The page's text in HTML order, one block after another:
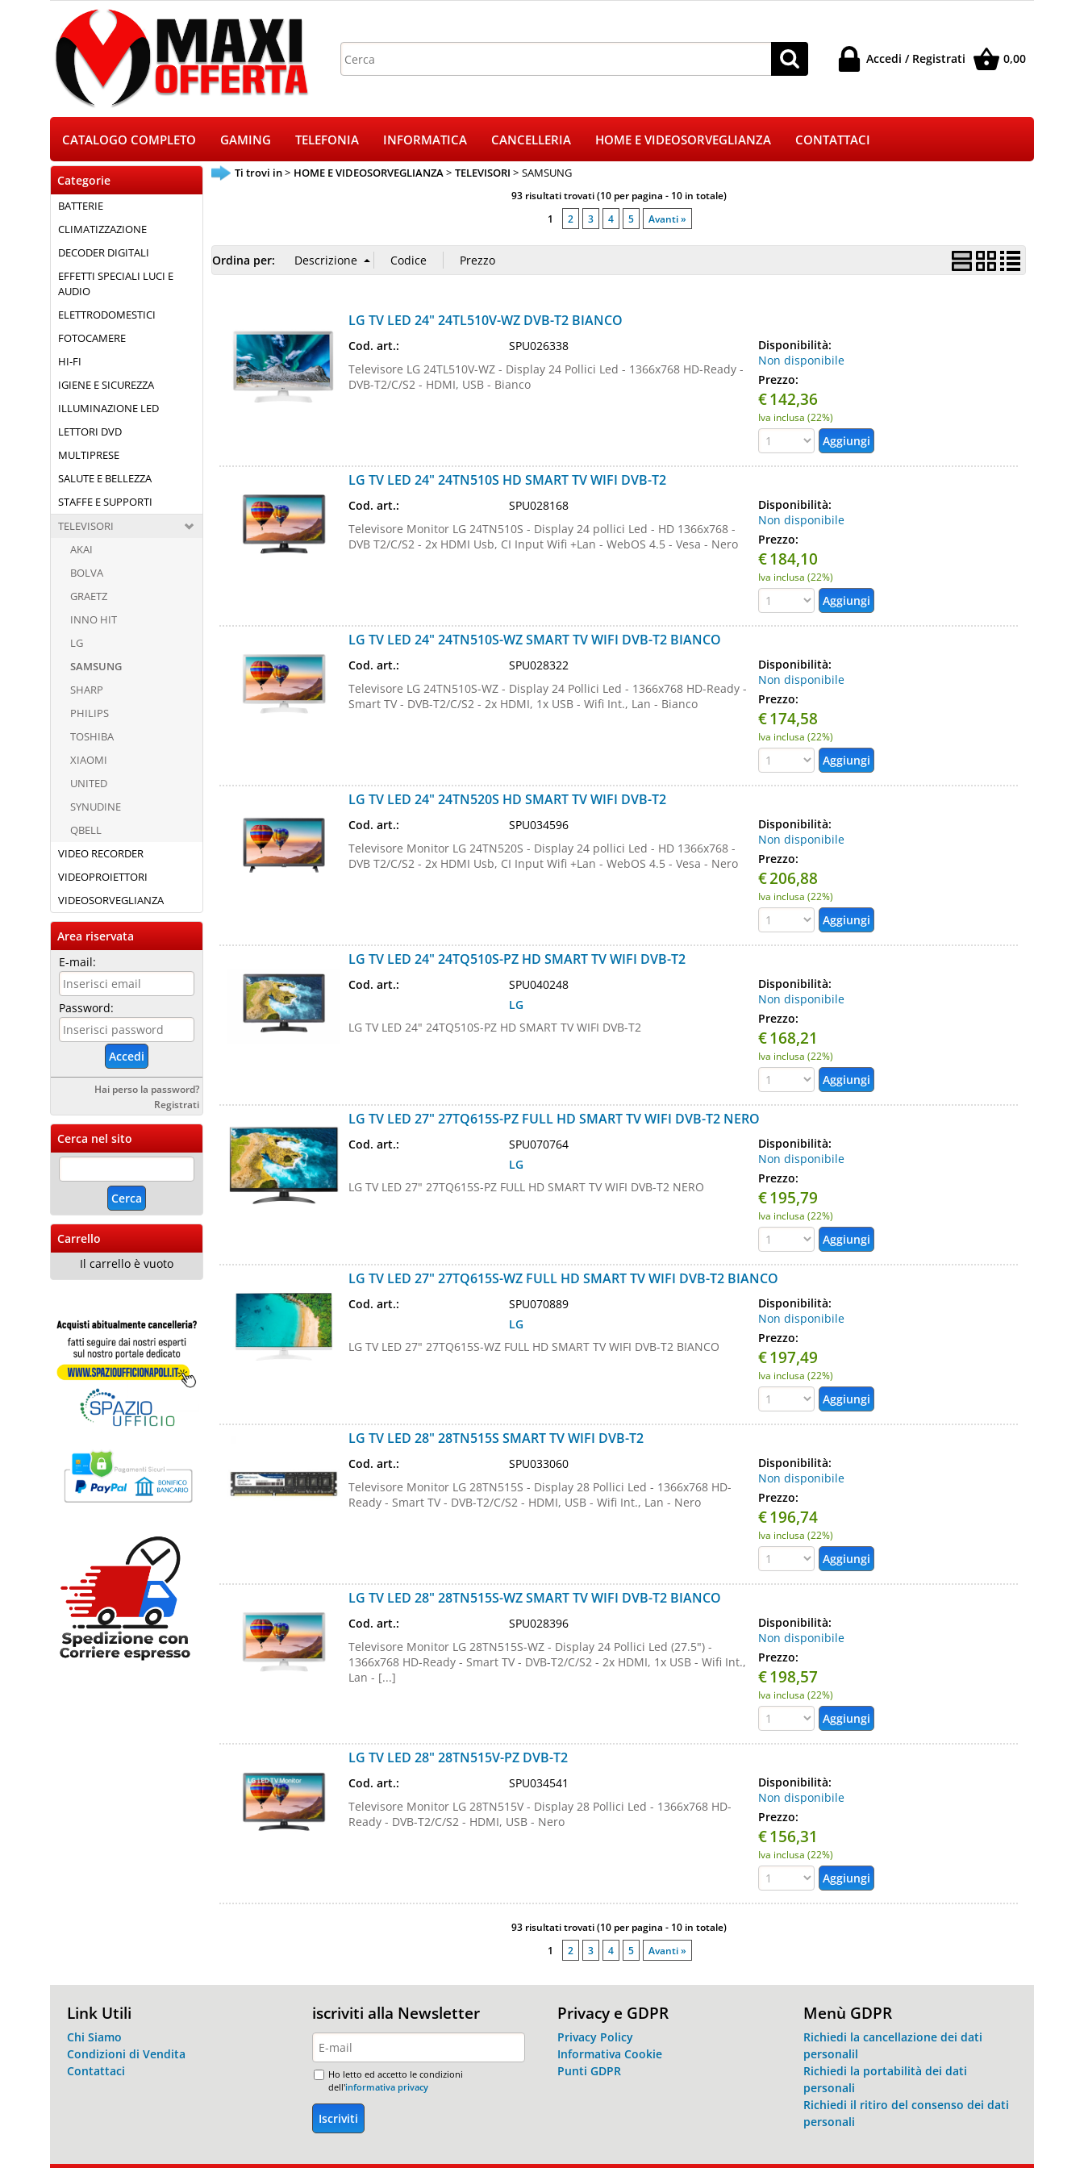
Accedi / Registrati
il nome utente e la password e
E-mail:
nostro sito clicca sul pulsante
0,00
CATALOGO COMPLETO GAMING TELEFONIA INFORMATICA CANCELLERIA HOME E VIDEOSORVEGLIANZA CONTATTACI
Categorie
BATTERIE
CLIMATIZZAZIONE
DECODER DIGITALI
EFFETTI SPECIALI LUCI E
AUDIO
ELETTRODOMESTICI
FOTOCAMERE
HI-FI
IGIENE E SICUREZZA
ILLUMINAZIONE LED
LETTORI DVD
MULTIPRESE
SALUTE E BELLEZZA
STAFFE E SUPPORTI
TELEVISORI
AKAI
BOLVA
GRAETZ
INNO HIT
LG
SAMSUNG
SHARP
PHILIPS
TOSHIBA
XIAOMI
UNITED
SYNUDINE
QBELL
VIDEO RECORDER
VIDEOPROIETTORI
VIDEOSORVEGLIANZA
Area riservata
E-mail:
Password:
Hai perso la password?
Registrati
Cerca nel sito
Carrello
Il carrello è vuoto
Ti trovi in HOME E VIDEOSORVEGLIANZA TELEVISORI SAMSUNG
93 risultati trovati (10 per pagina - 10 in totale)
1
2 3 4 5 Avanti »
Ordina per:
LG TV LED 24" 24TL510V-WZ DVB-T2 BIANCO
Cod. art.:
SPU026338
Televisore LG 24TL510V-WZ - Display 24 Pollici Led - 1366x768 HD-Ready -
DVB-T2/C/S2 - HDMI, USB - Bianco
Disponibilità:
Non disponibile
Prezzo:
€142,36
Iva inclusa (22%)
LG TV LED 24" 24TN510S HD SMART TV WIFI DVB-T2
Cod. art.:
SPU028168
Televisore Monitor LG 24TN510S - Display 24 pollici Led - HD 1366x768 -
DVB T2/C/S2 - 2x HDMI Usb, CI Input Wifi +Lan - WebOS 4.5 - Vesa - Nero
Disponibilità:
Non disponibile
Prezzo:
€184,10
Iva inclusa (22%)
LG TV LED 24" 24TN510S-WZ SMART TV WIFI DVB-T2 BIANCO
Cod. art.:
SPU028322
Televisore LG 24TN510S-WZ - Display 24 Pollici Led - 1366x768 HD-Ready -
Smart TV - DVB-T2/C/S2 - 2x HDMI, 1x USB - Wifi Int., Lan - Bianco
Disponibilità:
Non disponibile
Prezzo:
€174,58
Iva inclusa (22%)
LG TV LED 24" 24TN520S HD SMART TV WIFI DVB-T2
Cod. art.:
SPU034596
Televisore Monitor LG 24TN520S - Display 24 pollici Led - HD 1366x768 -
DVB T2/C/S2 - 2x HDMI Usb, CI Input Wifi +Lan - WebOS 4.5 - Vesa - Nero
Disponibilità:
Non disponibile
Prezzo:
€206,88
Iva inclusa (22%)
LG TV LED 24" 24TQ510S-PZ HD SMART TV WIFI DVB-T2
Cod. art.:
SPU040248
LG
LG TV LED 24" 24TQ510S-PZ HD SMART TV WIFI DVB-T2
Disponibilità:
Non disponibile
Prezzo:
€168,21
Iva inclusa (22%)
LG TV LED 27" 27TQ615S-PZ FULL HD SMART TV WIFI DVB-T2 NERO
Cod. art.:
SPU070764
LG
LG TV LED 27" 27TQ615S-PZ FULL HD SMART TV WIFI DVB-T2 NERO
Disponibilità:
Non disponibile
Prezzo:
€195,79
Iva inclusa (22%)
LG TV LED 27" 27TQ615S-WZ FULL HD SMART TV WIFI DVB-T2 BIANCO
Cod. art.:
SPU070889
LG
LG TV LED 27" 27TQ615S-WZ FULL HD SMART TV WIFI DVB-T2 BIANCO
Disponibilità:
Non disponibile
Prezzo:
€197,49
Iva inclusa (22%)
LG TV LED 28" 28TN515S SMART TV WIFI DVB-T2
Cod. art.:
SPU033060
Televisore Monitor LG 28TN515S - Display 28 Pollici Led - 1366x768 HD-
Ready - Smart TV - DVB-T2/C/S2 - HDMI, USB - Wifi Int., Lan - Nero
Disponibilità:
Non disponibile
Prezzo:
€196,74
Iva inclusa (22%)
LG TV LED 28" 28TN515S-WZ SMART TV WIFI DVB-T2 BIANCO
Cod. art.:
SPU028396
Televisore Monitor LG 28TN515S-WZ - Display 24 Pollici Led (27.5") -
1366x768 HD-Ready - Smart TV - DVB-T2/C/S2 - 2x HDMI, 1x USB - Wifi Int.,
Lan - [...]
Disponibilità:
Non disponibile
Prezzo:
€198,57
Iva inclusa (22%)
LG TV LED 28" 28TN515V-PZ DVB-T2
Cod. art.:
SPU034541
Televisore Monitor LG 28TN515V - Display 28 Pollici Led - 1366x768 HD-
Ready - DVB-T2/C/S2 - HDMI, USB - Nero
Disponibilità:
Non disponibile
Prezzo:
€156,31
Iva inclusa (22%)
93 risultati trovati (10 per pagina - 10 in totale)
1
2 3 4 5 Avanti »
Link Utili
Chi Siamo
Condizioni di Vendita
Contattaci
iscriviti alla Newsletter
Ho letto ed accetto le condizioni
dell'informativa privacy
Privacy e GDPR
Privacy Policy
Informativa Cookie
Punti GDPR
Menù GDPR
Richiedi la cancellazione dei dati
personalil
Richiedi la portabilità dei dati
personali
Richiedi il ritiro del consenso dei dati
personali